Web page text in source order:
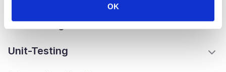
OK
API-Testing
Unit-Testing